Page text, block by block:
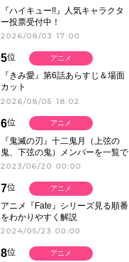
『ハイキュー!!』人気キャラクタ
ー投票受付中！
2026/08/03 17:00
5位
『きみ愛』第6話あらすじ＆場面
カット
2026/08/05 18:02
アニメ
6位
『鬼滅の刃』十二鬼月（上弦の
鬼、下弦の鬼）メンバーを一覧で
紹介＆解説（登場鬼の情報まと
2023/06/20 00:00
アニメ
7位
アニメ『Fate』シリーズ見る順番
をわかりやすく解説
2024/05/23 00:00
アニメ
8位
アニメ